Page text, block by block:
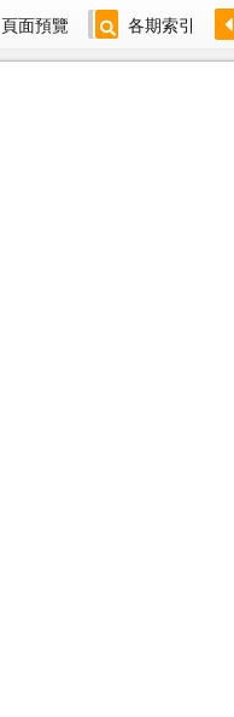
頁面預覽 各期索引